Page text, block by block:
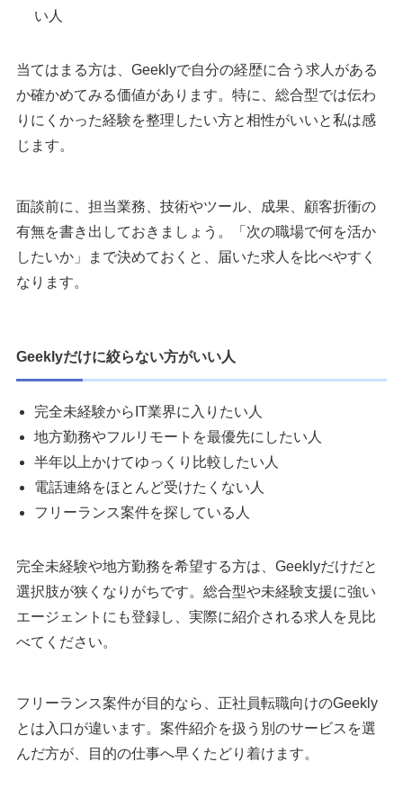
い人
当てはまる方は、Geeklyで自分の経歴に合う求人がある
か確かめてみる価値があります。特に、総合型では伝わ
りにくかった経験を整理したい方と相性がいいと私は感
じます。
面談前に、担当業務、技術やツール、成果、顧客折衝の
有無を書き出しておきましょう。「次の職場で何を活か
したいか」まで決めておくと、届いた求人を比べやすく
なります。
Geeklyだけに絞らない方がいい人
完全未経験からIT業界に入りたい人
地方勤務やフルリモートを最優先にしたい人
半年以上かけてゆっくり比較したい人
電話連絡をほとんど受けたくない人
フリーランス案件を探している人
完全未経験や地方勤務を希望する方は、Geeklyだけだと
選択肢が狭くなりがちです。総合型や未経験支援に強い
エージェントにも登録し、実際に紹介される求人を見比
べてください。
フリーランス案件が目的なら、正社員転職向けのGeekly
とは入口が違います。案件紹介を扱う別のサービスを選
んだ方が、目的の仕事へ早くたどり着けます。